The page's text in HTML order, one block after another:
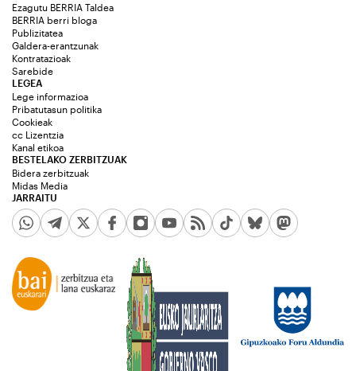
Ezagutu BERRIA Taldea
BERRIA berri bloga
Publizitatea
Galdera-erantzunak
Kontratazioak
Sarebide
JARRAITU
LEGEA
Lege informazioa
Pribatutasun politika
Cookieak
cc Lizentzia
Kanal etikoa
BESTELAKO ZERBITZUAK
Bidera zerbitzuak
Midas Media